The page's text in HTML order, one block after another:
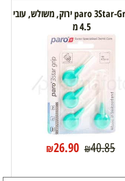
1094 paro 3Star-Grip ירוק, משולש, עובי
4.5 מ
₪40.85
₪26.90